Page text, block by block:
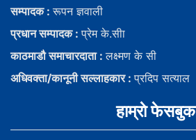
सम्पादक :रूपन ज्ञवाली
प्रधान सम्पादक :प्रेम के.सीा
काठमाडौ समाचारदाता :लक्ष्मण के सी
अधिवक्ता/कानूनी सल्लाहकार :प्रदिप सत्याल
हाम्राे फेसबुक